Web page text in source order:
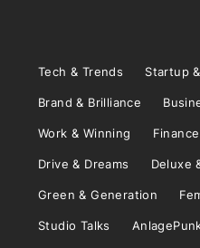
Tech & Trends Startup
Brand & Brilliance
Work & Winning
Drive & Dreams Deluxe
Green & Generation
Studio Talks